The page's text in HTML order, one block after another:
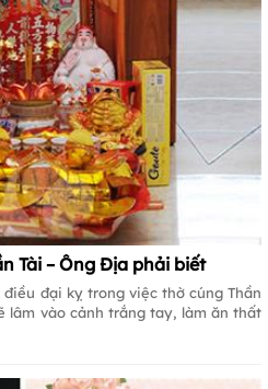
Tài – Ông Địa phải biết
đại kỵ trong việc thờ cúng Thần
lâm vào cảnh trắng tay, làm ăn thất